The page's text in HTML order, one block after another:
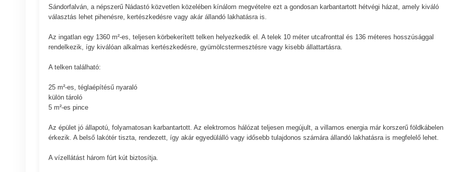
Sándorfalván, a népszerű Nádastó közvetlen közelében kínálom megvételre ezt a gondosan karbantartott hétvégi házat, amely kiváló
választás lehet pihenésre, kertészkedésre vagy akár állandó lakhatásra is.
Az ingatlan egy 1360 m²-es, teljesen körbekerített telken helyezkedik el. A telek 10 méter utcafronttal és 136 méteres hosszúsággal
rendelkezik, így kiválóan alkalmas kertészkedésre, gyümölcstermesztésre vagy kisebb állattartásra.
A telken található:
25 m²-es, téglaépítésű nyaraló
külön tároló
5 m²-es pince
Az épület jó állapotú, folyamatosan karbantartott. Az elektromos hálózat teljesen megújult, a villamos energia már korszerű földkábelen
érkezik. A belső lakótér tiszta, rendezett, így akár egyedülálló vagy idősebb tulajdonos számára állandó lakhatásra is megfelelő lehet.
A vízellátást három fúrt kút biztosítja.